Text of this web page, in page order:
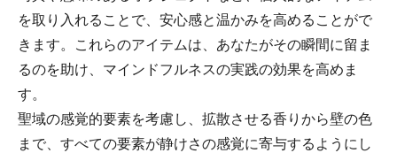
を取り入れることで、安心感と温かみを高めることがで
きます。これらのアイテムは、あなたがその瞬間に留ま
るのを助け、マインドフルネスの実践の効果を高めま
す。
聖域の感覚的要素を考慮し、拡散させる香りから壁の色
まで、すべての要素が静けさの感覚に寄与するようにし